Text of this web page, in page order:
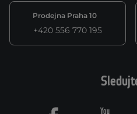
Prodejna Praha 10
+420 556 770 195